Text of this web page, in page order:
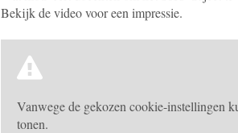
Bekijk de video voor een impressie.
Vanwege de gekozen cookie-instellingen
tonen.